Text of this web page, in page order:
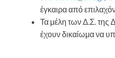
έγκαιρα από
Τα μέλη των Δ.Σ. της
έχουν δικαίωμα να